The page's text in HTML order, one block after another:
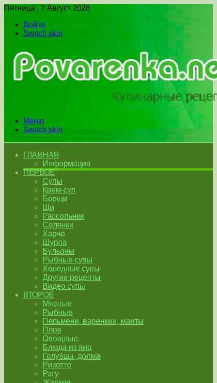
Пятница , 7 Август 2026
Войти
Switch skin
Меню
Switch skin
ГЛАВНАЯ
Информация
ПЕРВОЕ
Супы
Крем-суп
Борщи
Щи
Рассольник
Солянки
Харчо
Шурпа
Бульоны
Рыбные супы
Холодные супы
Другие рецепты
Видео супы
ВТОРОЕ
Мясные
Рыбные
Пельмени, вареники, манты
Плов
Овощные
Блюда из яиц
Голубцы, долма
Ризотто
Рагу